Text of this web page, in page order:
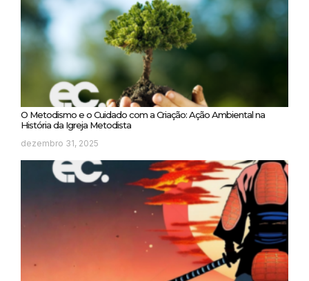
O Metodismo e o Cuidado com a Criação: Ação Ambiental na
História da Igreja Metodista
dezembro 31, 2025